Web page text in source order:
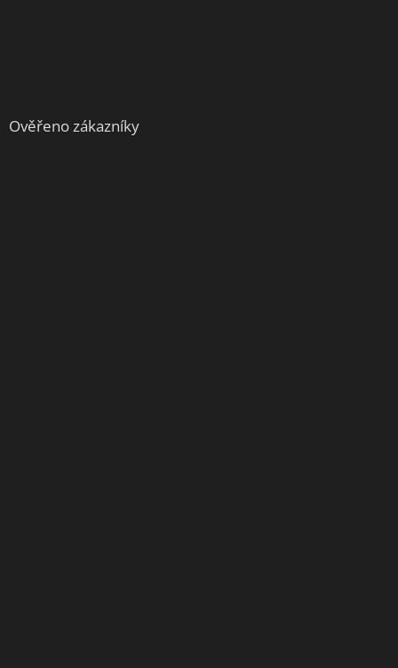
Ověřeno zákazníky